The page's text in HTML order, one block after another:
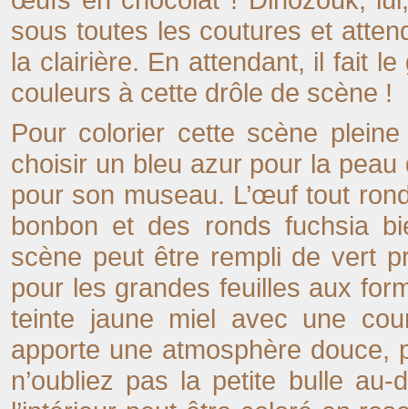
sous toutes les coutures et
la clairière. En attendant, il fait
couleurs à cette drôle de scène !
Pour colorier cette scène
choisir un bleu azur pour la
pour son museau. L’œuf tout
bonbon et des ronds fuchsia
scène peut être rempli de vert
pour les grandes feuilles aux
teinte jaune miel avec une
apporte une atmosphère douce,
n’oubliez pas la petite bulle